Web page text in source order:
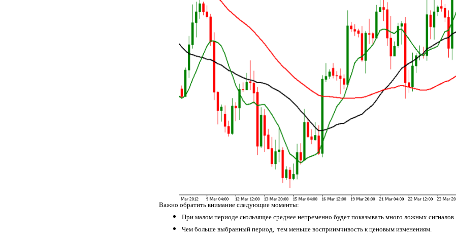
Важно обратить внимание следующие моменты:
При малом периоде скользящее среднее непременно будет показывать много ложных сигналов.
Чем больше выбранный период, тем меньше восприимчивость к ценовым изменениям.